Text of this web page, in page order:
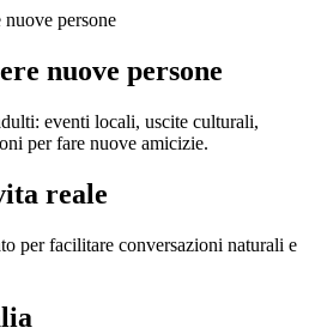
persone
nuove persone
eventi locali, uscite culturali,
per fare nuove amicizie.
reale
per facilitare conversazioni naturali e